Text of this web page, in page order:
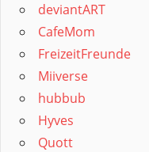
deviantART
CafeMom
FreizeitFreunde
Miiverse
hubbub
Hyves
Quott